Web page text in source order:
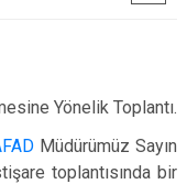
Yönelik Toplantı.
Müdürümüz Sayın
toplantısında bir